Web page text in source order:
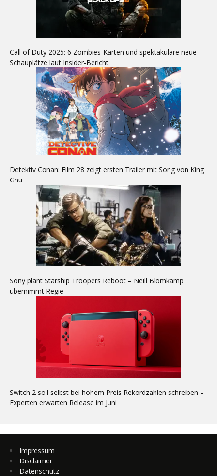
Call of Duty 2025: 6 Zombies-Karten und spektakuläre neue
Schauplätze laut Insider-Bericht
Detektiv Conan: Film 28 zeigt ersten Trailer mit Song von King
Gnu
Sony plant Starship Troopers Reboot – Neill Blomkamp
übernimmt Regie
Switch 2 soll selbst bei hohem Preis Rekordzahlen schreiben –
Experten erwarten Release im Juni
Impressum
Disclaimer
Datenschutz